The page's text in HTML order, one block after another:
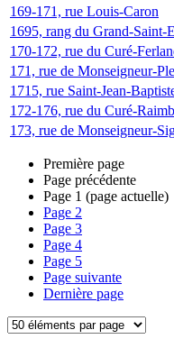
169-171, rue Louis-Caron
1695, rang du Grand-Saint-
170-172, rue du Curé-
171, rue de Monseigneur-
1715, rue Saint-Jean-
172-176, rue du Curé-
173, rue de Monseigneur-
Première page
Page précédente
Page 1 (page actuelle)
Page 2
Page 3
Page 4
Page 5
Page suivante
Dernière page